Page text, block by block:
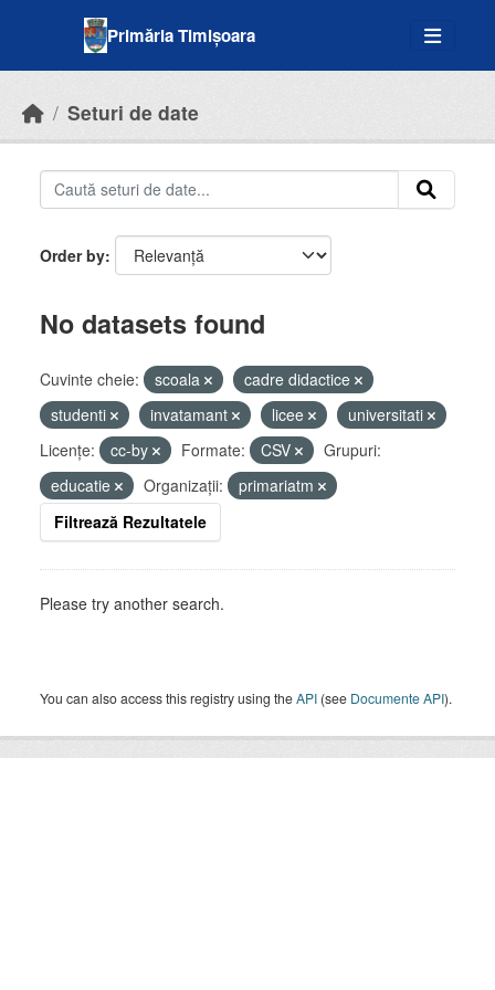
Primăria Timișoara
Seturi de date
Order by
No datasets found
Cuvinte cheie: scoala
cadre didactice
studenti
invatamant licee
universitati
Licenţe:
cc-by Formate: CSV
Grupuri:
educatie
Organizații:
primariatm
Filtrează Rezultatele
Please try another search.
You can also access this registry using theAPI (see Documente API).